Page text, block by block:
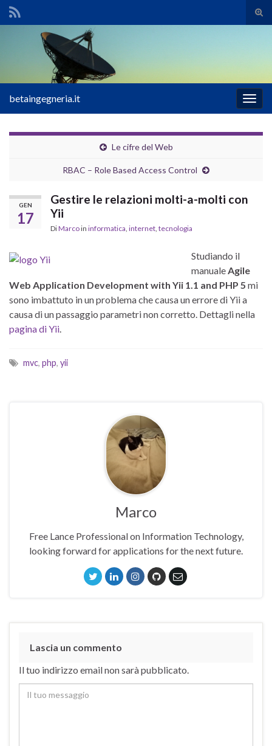
il
Search for:
la
betaingegneria.it
Le cifre del Web
RBAC – Role Based Access Control
GEN
17
Gestire le relazioni molti-a-molti con
Yii
DiMarcoin informatica internet tecnologia
Studiando il
manuale Agile
Web Application Development with Yii 1.1 and PHP 5 mi
sono imbattuto in un problema che causa un errore di Yii a
causa di un passaggio parametri non corretto. Dettagli nella
pagina di Yii
mvc, php, yii
Marco
Free Lance Professional on Information Technology,
looking forward for applications for the next future.
Lascia un commento
Il tuo indirizzo email non sarà pubblicato.